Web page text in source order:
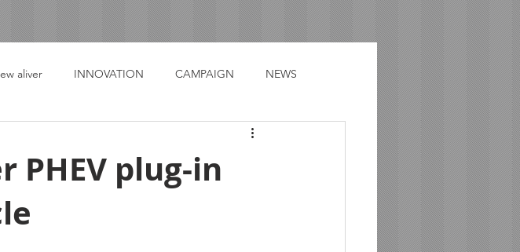
aliver INNOVATION CAMPAIGN NEWS
plug-in